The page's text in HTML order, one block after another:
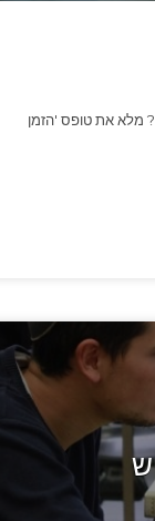
מלא את טופס 'הזמן